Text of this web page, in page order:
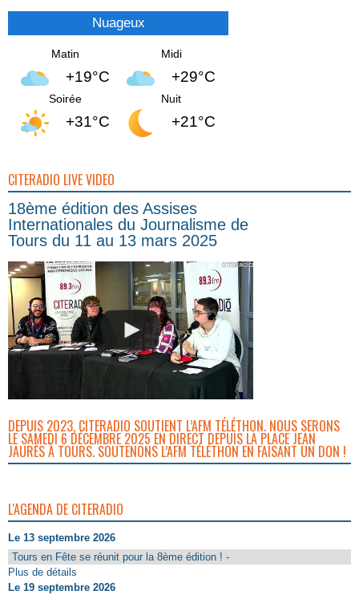
Nuageux
Matin
+19°C
Midi
+29°C
Soirée
+31°C
Nuit
+21°C
CITERADIO LIVE VIDEO
18ème édition des Assises
Internationales du Journalisme de
Tours du 11 au 13 mars 2025
DEPUIS 2023, CITERADIO SOUTIENT L’AFM TÉLÉTHON. NOUS SERONS
LE SAMEDI 6 DÉCEMBRE 2025 EN DIRECT DEPUIS LA PLACE JEAN
JAURÈS À TOURS. SOUTENONS L’AFM TÉLÉTHON EN FAISANT UN DON !
L'AGENDA DE CITERADIO
Le 13 septembre 2026
Tours en Fête se réunit pour la 8ème édition ! -
Plus de détails
Le 19 septembre 2026